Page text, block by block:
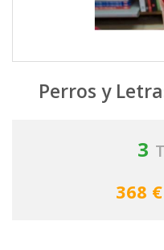
Perros y
3
368 €